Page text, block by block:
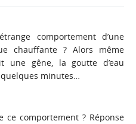
comportement d’une
chauffante ? Alors même
une gêne, la goutte d’eau
minutes…
comportement ? Réponse